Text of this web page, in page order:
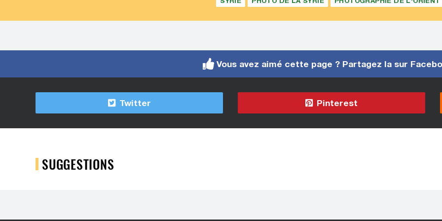
Vous avez aimé cette page ? Partagez la sur
Twitter Pinterest
SUGGESTIONS